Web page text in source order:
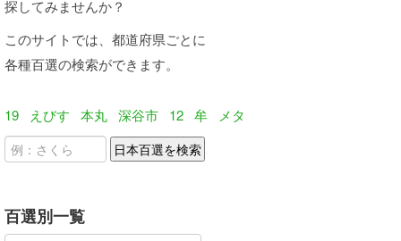
探してみませんか？
このサイトでは、都道府県ごとに
各種百選の検索ができます。
19 えびす 本丸 深谷市 12 牟 メタ
百選別一覧